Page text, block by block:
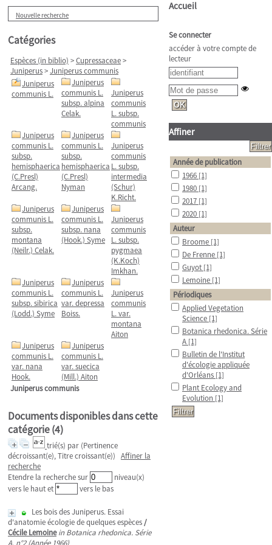
Nouvelle recherche
Catégories
Espèces (in biblio) >Cupressaceae>
Juniperus>Juniperus communis
Juniperus
communis L.
Juniperus
communis L.
subsp. alpina
Celak.
Juniperus
communis
L. subsp.
communis
Juniperus
communis L.
subsp.
hemisphaerica
(C.Presl)
Arcang.
Juniperus
communis L.
subsp.
hemisphaerica
(C.Presl)
Nyman
Juniperus
communis
L. subsp.
intermedia
(Schur)
K.Richt.
Juniperus
communis L.
subsp.
montana
(Neilr.) Celak.
Juniperus
communis L.
subsp. nana
(Hook.) Syme
Juniperus
communis
L. subsp.
pygmaea
(K.Koch)
Imkhan.
Juniperus
communis L.
subsp. sibirica
(Lodd.) Syme
Juniperus
communis L.
var. depressa
Boiss.
Juniperus
communis
L. var.
montana
Aiton
Juniperus
communis L.
var. nana
Hook.
Juniperus
communis L.
var. suecica
(Mill.) Aiton
Juniperus communis
Documents disponibles dans cette
catégorie (4)
trié(s) par (Pertinence
décroissant(e), Titre croissant(e)) Affiner la
recherche
Etendre la recherche sur
niveau(x)
vers le haut et
vers le bas
Les bois des Juniperus. Essai
d'anatomie écologie de quelques espèces/
Cécile Lemoine in Botanica rhedonica. Série
A, n°2 (Année 1966)
Accueil
Se connecter
accéder à votre compte de
lecteur
Affiner
Année de publication
1966 [1]
1980 [1]
2017 [1]
2020 [1]
Auteur
Broome [1]
De Frenne [1]
Guyot [1]
Lemoine [1]
Périodiques
Applied Vegetation
Science [1]
Botanica rhedonica. Série
A [1]
Bulletin de l'Institut
d'écologie appliquée
d'Orléans [1]
Plant Ecology and
Evolution [1]